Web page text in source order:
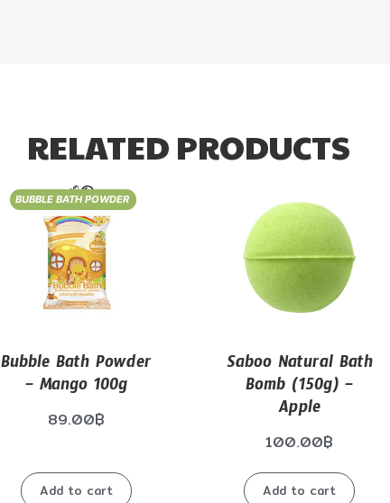
RELATED PRODUCTS
BUBBLE BATH POWDER
Bubble Bath Powder
– Mango 100g
89.00฿
Add to cart
Saboo Natural Bath
Bomb (150g) –
Apple
100.00฿
Add to cart